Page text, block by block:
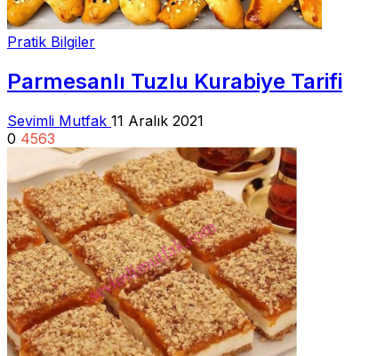
Pratik Bilgiler
Parmesanlı Tuzlu Kurabiye Tarifi
Sevimli Mutfak 11 Aralık 2021
0 4563